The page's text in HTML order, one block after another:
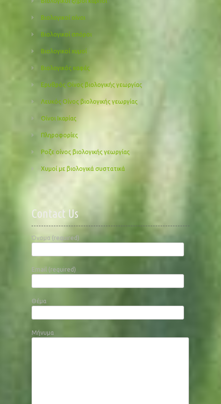
Βιολογικοί οίνοι
Βιολογικοί σπόροι
Βιολογικοί χυμοί
Βιολογικός καφές
Ερυθρός Οίνος βιολογικής γεωργίας
Λευκός Οίνος βιολογικής γεωργίας
Οίνοι Ικαρίας
Πληροφορίες
Ροζε οίνος βιολογικής γεωργίας
Χυμοί με βιολογικά συστατικά
Contact Us
Όνομα (required)
Email (required)
Θέμα
Μήνυμα